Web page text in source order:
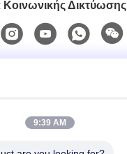
Κοινωνικής Δικτύωσης
9:39 AM